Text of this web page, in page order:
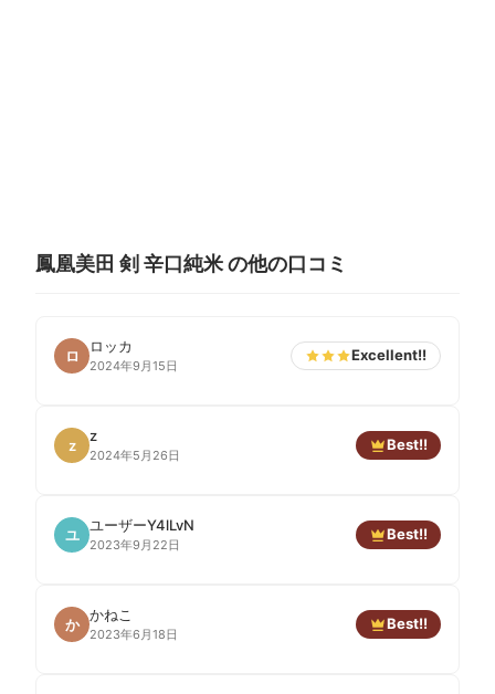
鳳凰美田 剣 辛口純米 の他の口コミ
ロ
ロッカ
2024年9月15日
Excellent!!
z
z
2024年5月26日
Best!!
ユ
ユーザーY4lLvN
2023年9月22日
Best!!
か
かねこ
2023年6月18日
Best!!